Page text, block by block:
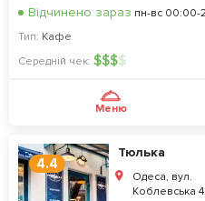
Відчинено зараз пн-вс 00:00-
Тип: Кафе
Середній чек: $$$$
Меню
4.4
Тюлька
Одеса, вул.
Коблевська